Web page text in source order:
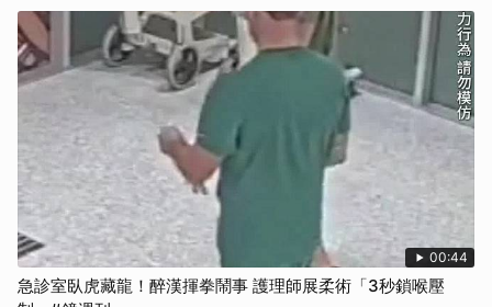
00:44
急診室臥虎藏龍！醉漢揮拳鬧事 護理師展柔術「3秒鎖喉壓